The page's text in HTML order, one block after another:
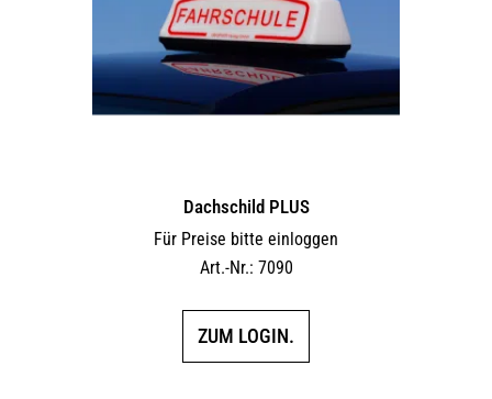
Dachschild PLUS
Für Preise bitte einloggen
Art.-Nr.: 7090
ZUM LOGIN.